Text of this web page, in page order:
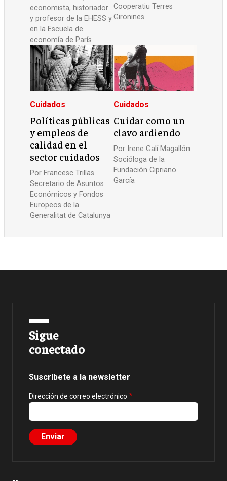
economista, historiador
y profesor de la EHESS y
en la Escuela de
economía de París
Cooperatiu Terres
Gironines
Cuidados
Políticas públicas
y empleos de
calidad en el
sector cuidados
Por Francesc Trillas.
Secretario de Asuntos
Económicos y Fondos
Europeos de la
Generalitat de Catalunya
Cuidados
Cuidar como un
clavo ardiendo
Por Irene Galí Magallón.
Socióloga de la
Fundación Cipriano
García
Sigue
conectado
Suscríbete a la newsletter
Dirección de correo electrónico